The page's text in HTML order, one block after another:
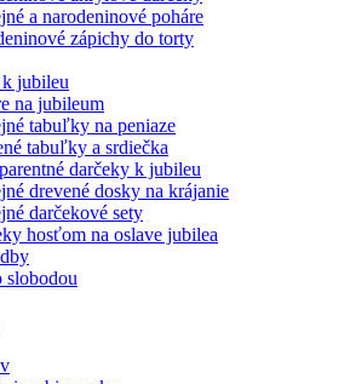
a narodeninové poháre
zápichy do torty
jubileu
na jubileum
tabuľky na peniaze
tabuľky a srdiečka
darčeky k jubileu
drevené dosky na krájanie
darčekové sety
hosťom na oslave jubilea
slobodou